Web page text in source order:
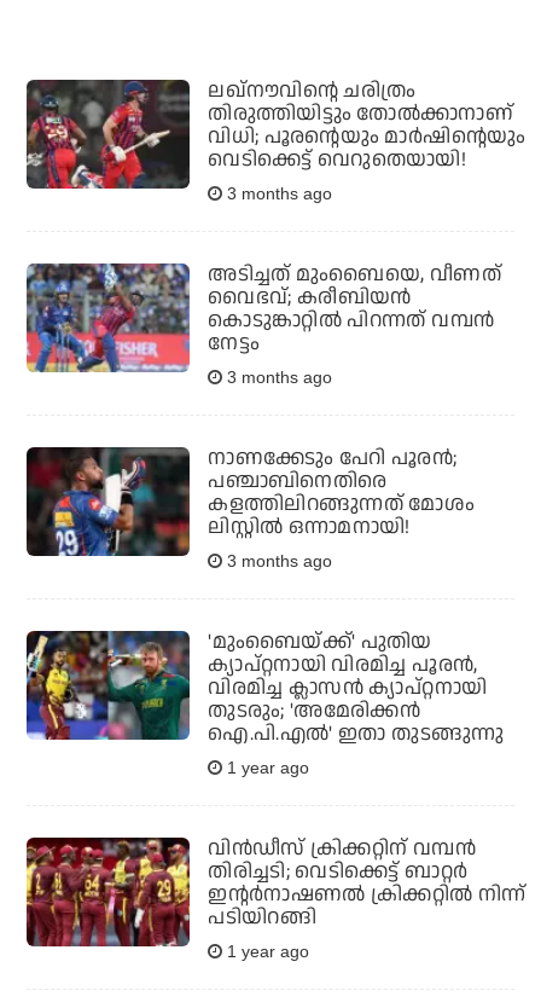
ലഖ്‌നൗവിന്റെ ചരിത്രം
തിരുത്തിയിട്ടും തോല്‍ക്കാനാണ്
വിധി; പൂരന്റെയും മാര്‍ഷിന്റെയും
വെടിക്കെട്ട് വെറുതെയായി!
3 months ago
അടിച്ചത് മുംബൈയെ, വീണത്
വൈഭവ്; കരീബിയന്‍
കൊടുങ്കാറ്റില്‍ പിറന്നത് വമ്പന്‍
നേട്ടം
3 months ago
നാണക്കേടും പേറി പൂരന്‍;
പഞ്ചാബിനെതിരെ
കളത്തിലിറങ്ങുന്നത് മോശം
ലിസ്റ്റില്‍ ഒന്നാമനായി!
3 months ago
'മുംബൈയ്ക്ക്' പുതിയ
ക്യാപ്റ്റനായി വിരമിച്ച പൂരന്‍,
വിരമിച്ച ക്ലാസന്‍ ക്യാപ്റ്റനായി
തുടരും; 'അമേരിക്കന്‍
ഐ.പി.എല്‍' ഇതാ തുടങ്ങുന്നു
1 year ago
വിന്‍ഡീസ് ക്രിക്കറ്റിന് വമ്പന്‍
തിരിച്ചടി; വെടിക്കെട്ട് ബാറ്റര്‍
ഇന്റര്‍നാഷണല്‍ ക്രിക്കറ്റില്‍ നിന്ന്
പടിയിറങ്ങി
1 year ago